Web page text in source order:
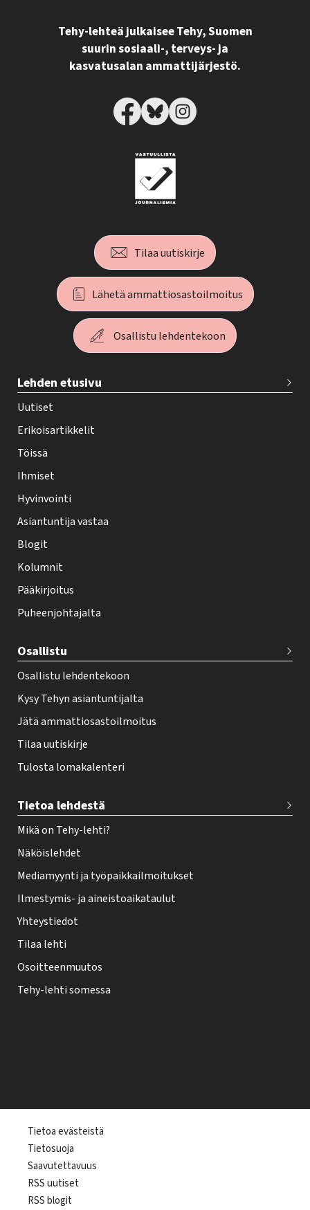
Tehy-lehteä julkaisee Tehy, Suomen
suurin sosiaali-, terveys- ja
kasvatusalan ammattijärjestö.
Tilaa uutiskirje
Lähetä ammattiosastoilmoitus
Osallistu lehdentekoon
e
h
y
-
e
h
t
i
f
o
t
r
Lehden etusivu
Uutiset
Erikoisartikkelit
Töissä
Ihmiset
Hyvinvointi
Asiantuntija vastaa
Blogit
Kolumnit
Pääkirjoitus
Puheenjohtajalta
Osallistu
Osallistu lehdentekoon
Kysy Tehyn asiantuntijalta
Jätä ammattiosastoilmoitus
Tilaa uutiskirje
Tulosta lomakalenteri
Tietoa lehdestä
Mikä on Tehy-lehti?
Näköislehdet
Mediamyynti ja työpaikkailmoitukset
Ilmestymis- ja aineistoaikataulut
Yhteystiedot
Tilaa lehti
Osoitteenmuutos
Tehy-lehti somessa
Tietoa evästeistä
Tietosuoja
Saavutettavuus
RSS uutiset
RSS blogit